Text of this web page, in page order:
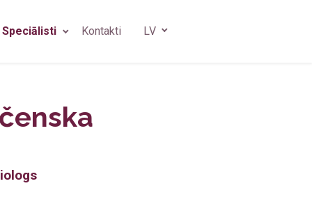
Speciālisti Kontakti LV